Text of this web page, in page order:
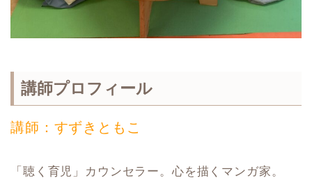
講師プロフィール
講師：すずきともこ
「聴く育児」カウンセラー。心を描くマンガ家。